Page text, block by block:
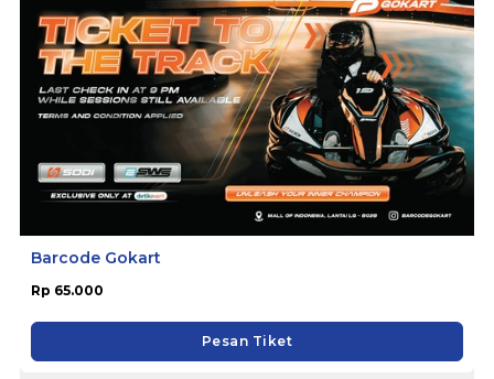
Barcode Gokart
Rp 65.000
Pesan Tiket